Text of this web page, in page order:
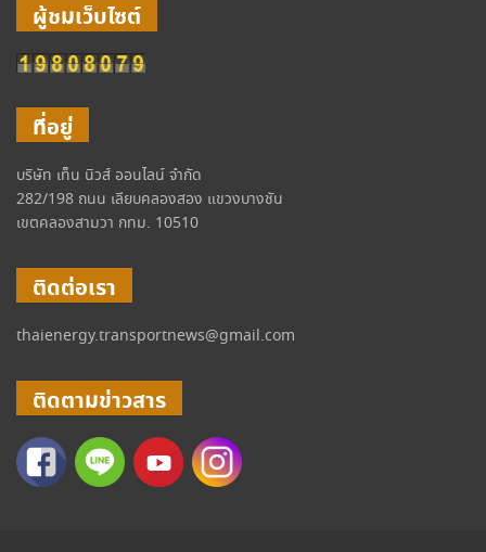
ผู้ชมเว็บไซต์
ที่อยู่
บริษัท เท็น นิวส์ ออนไลน์ จำกัด
282/198 ถนน เลียบคลองสอง แขวงบางชัน
เขตคลองสามวา กทม. 10510
ติดต่อเรา
thaienergy.transportnews@gmail.com
ติดตามข่าวสาร